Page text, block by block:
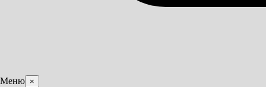
Меню ×